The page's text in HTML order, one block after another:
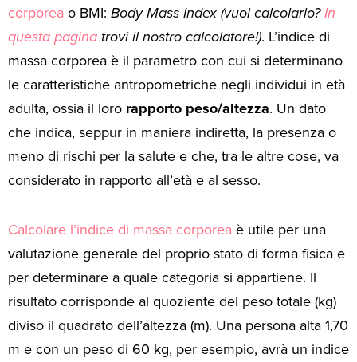
corporea o BMI: Body Mass Index (vuoi calcolarlo?In
questa pagina trovi il nostro calcolatore!). L’indice di
massa corporea è il parametro con cui si determinano
le caratteristiche antropometriche negli individui in età
adulta, ossia il loro rapporto peso/altezza. Un dato
che indica, seppur in maniera indiretta, la presenza o
meno di rischi per la salute e che, tra le altre cose, va
considerato in rapporto all’età e al sesso.
Calcolare l’indice di massa corporea è utile per una
valutazione generale del proprio stato di forma fisica e
per determinare a quale categoria si appartiene. Il
risultato corrisponde al quoziente del peso totale (kg)
diviso il quadrato dell’altezza (m). Una persona alta 1,70
m e con un peso di 60 kg, per esempio, avrà un indice